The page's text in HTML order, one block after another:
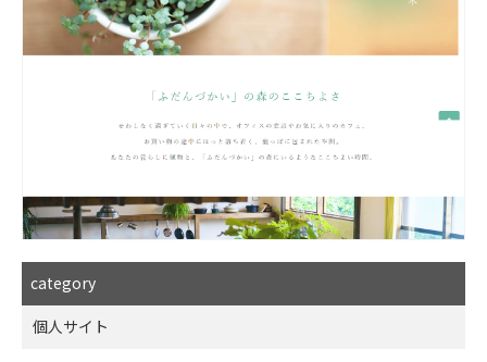
category
個人サイト